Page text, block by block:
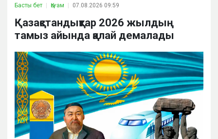
Басты бет Қоғам 07.08.2026 09:59
Қазақстандықтар 2026 жылдың
тамыз айында қалай демалады